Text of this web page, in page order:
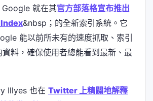
就在其官方部落格宣布推出
&nbsp；的全新索引系統。它
能以前所未有的速度抓取、索引
料，確保使用者總能看到最新、最
Illyes 也在 Twitter 上精闢地解釋